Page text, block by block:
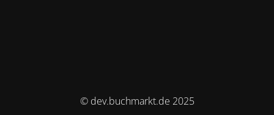
© dev.buchmarkt.de 2025